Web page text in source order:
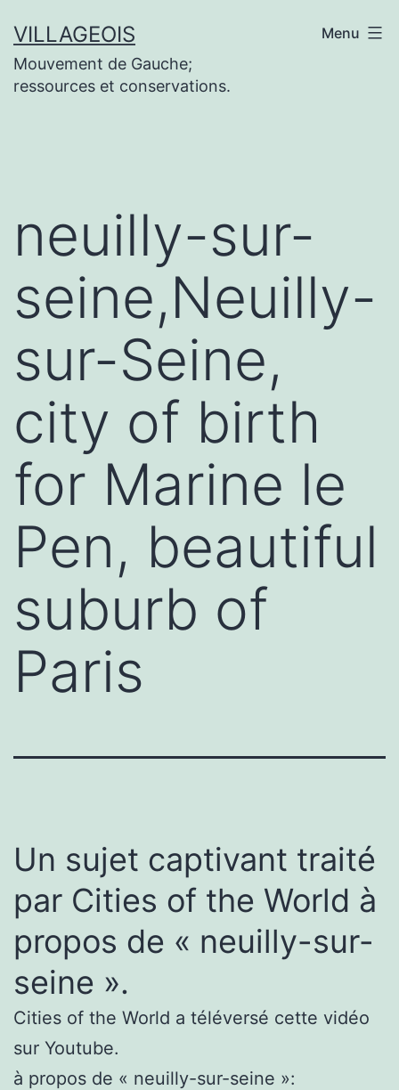
au
contenu
VILLAGEOIS
Mouvement de Gauche;
ressources et conservations.
Menu
neuilly-sur-
seine,Neuilly-
sur-Seine,
city of birth
for Marine le
Pen, beautiful
suburb of
Paris
Un sujet captivant traité
par Cities of the World à
propos de « neuilly-sur-
seine ».
Cities of the World a téléversé cette vidéo
sur Youtube.
à propos de « neuilly-sur-seine »: